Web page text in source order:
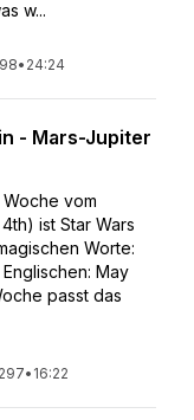
w...
• 24:24
- Mars-Jupiter
vom
ist Star Wars
Worte:
May
passt das
• 16:22